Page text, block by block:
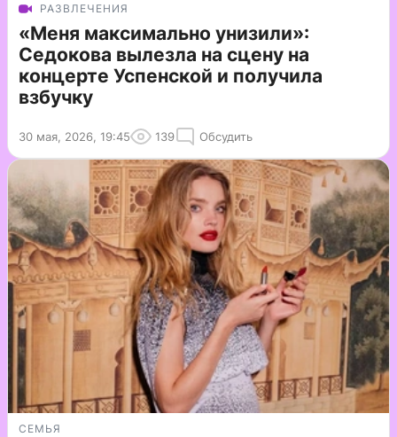
РАЗВЛЕЧЕНИЯ
«Меня максимально унизили»:
Седокова вылезла на сцену на
концерте Успенской и получила
взбучку
30 мая, 2026, 19:45 139 Обсудить
СЕМЬЯ